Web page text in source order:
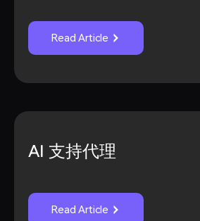
Read Article
AI 支持代理
Read Article